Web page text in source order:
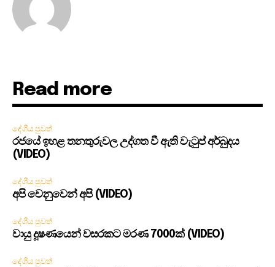
Read more
දේශීය පුවත්
රජයේ ඉහළ තනතුරුවල උද්ගත වී ඇති වැටුප් අර්බුදය
(VIDEO)
දේශීය පුවත්
අපි වෙනුවෙන් අපි (VIDEO)
දේශීය පුවත්
වායු දූෂණයෙන් වසරකට මරණ 7000ක් (VIDEO)
දේශීය පුවත්